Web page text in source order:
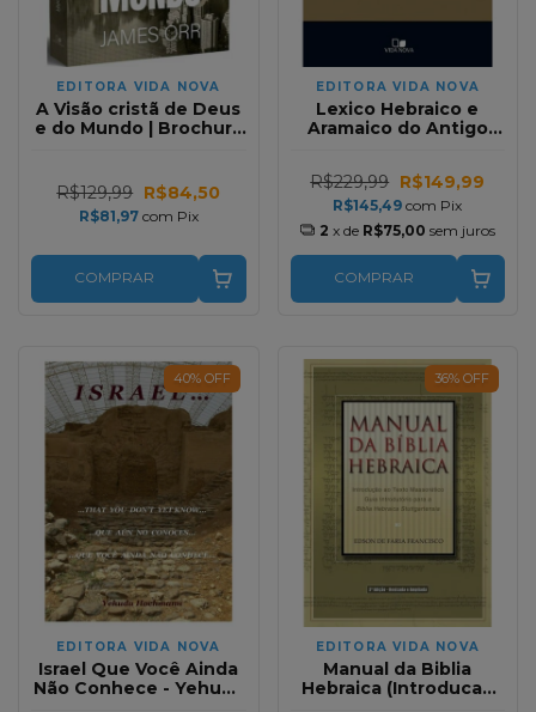
EDITORA VIDA NOVA
A Visão cristã de Deus
e do Mundo | Brochura
R$129,99 R$84,50
R$81,97 com Pix
COMPRAR
EDITORA VIDA NOVA
Lexico Hebraico e
Aramaico do Antigo
R$229,99 R$149,99
R$145,49com Pix
2 x de R$75,00 sem juros
COMPRAR
40% OFF
EDITORA VIDA NOVA
Israel Que Você Ainda
Não Conhece - Yehuda
36% OFF
EDITORA VIDA NOVA
Manual da Biblia
Hebraica (Introducao